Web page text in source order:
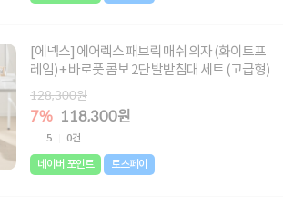
[에넥스] 에어렉스 패브릭 매쉬 의자 (화이트프
레임) + 바로풋 콤보 2단 발받침대 세트 (고급형)
128,300원
7% 118,300원
5 0건
네이버 포인트 토스페이